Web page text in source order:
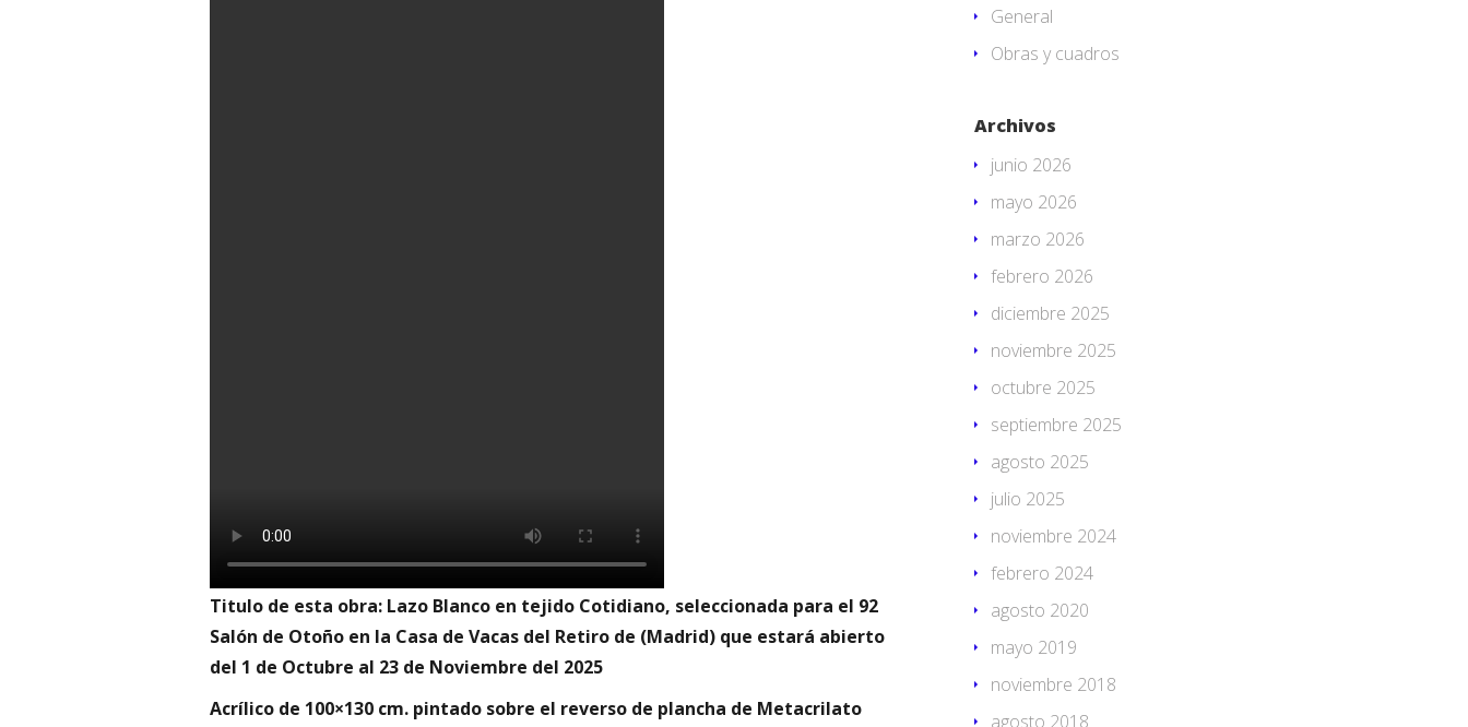
Titulo de esta obra: Lazo Blanco en tejido Cotidiano, seleccionada para el 92
Salón de Otoño en la Casa de Vacas del Retiro de (Madrid) que estará abierto
del 1 de Octubre al 23 de Noviembre del 2025
Acrílico de 100×130 cm. pintado sobre el reverso de plancha de Metacrilato
General
Obras y cuadros
Archivos
junio 2026
mayo 2026
marzo 2026
febrero 2026
diciembre 2025
noviembre 2025
octubre 2025
septiembre 2025
agosto 2025
julio 2025
noviembre 2024
febrero 2024
agosto 2020
mayo 2019
noviembre 2018
agosto 2018